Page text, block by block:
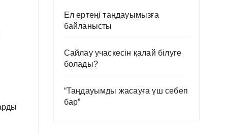
Ел ертеңі таңдауымызға
байланысты
Сайлау учаскесін қалай білуге
болады?
“Таңдауымды жасауға үш себеп
бар”